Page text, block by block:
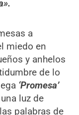
a
miedo en
y anhelos
de lo
‘Promesa’
luz de
palabras de